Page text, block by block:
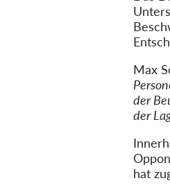
Max
der
der
hat